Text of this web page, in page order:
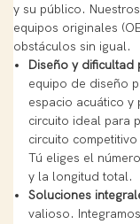
y su público.
equipos originales
obstáculos sin igual.
Diseño y dificultad
equipo de diseño
espacio acuático y
circuito ideal para
circuito
Tú eliges el
y la longitud total.
Soluciones
valioso.